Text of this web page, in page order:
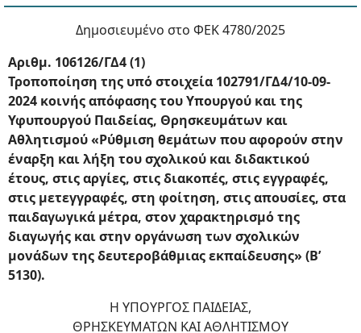
Δημοσιευμένο στο ΦΕΚ 4780/2025
Αριθμ. 106126/ΓΔ4 (1)
Τροποποίηση της υπό στοιχεία 102791/ΓΔ4/10-09-
2024 κοινής απόφασης του Υπουργού και της
Υφυπουργού Παιδείας, Θρησκευμάτων και
Αθλητισμού «Ρύθμιση θεμάτων που αφορούν στην
έναρξη και λήξη του σχολικού και διδακτικού
έτους, στις αργίες, στις διακοπές, στις εγγραφές,
στις μετεγγραφές, στη φοίτηση, στις απουσίες, στα
παιδαγωγικά μέτρα, στον χαρακτηρισμό της
διαγωγής και στην οργάνωση των σχολικών
μονάδων της δευτεροβάθμιας εκπαίδευσης» (Β’
5130).
Η ΥΠΟΥΡΓΟΣ ΠΑΙΔΕΙΑΣ,
ΘΡΗΣΚΕΥΜΑΤΩΝ ΚΑΙ ΑΘΛΗΤΙΣΜΟΥ